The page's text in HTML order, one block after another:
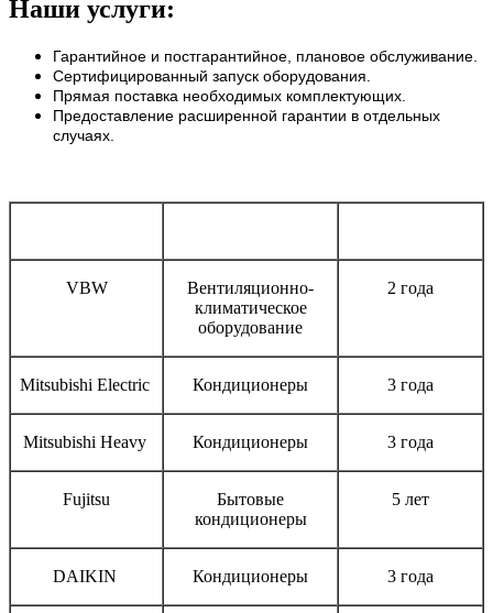
Наши услуги:
Гарантийное и постгарантийное, плановое обслуживание.
Сертифицированный запуск оборудования.
Прямая поставка необходимых комплектующих.
Предоставление расширенной гарантии в отдельных
случаях.
VBW
Вентиляционно-
климатическое
оборудование
2 года
Mitsubishi Electric Кондиционеры 3 года
Mitsubishi Heavy Кондиционеры 3 года
Fujitsu
Бытовые
кондиционеры
5 лет
DAIKIN Кондиционеры 3 года